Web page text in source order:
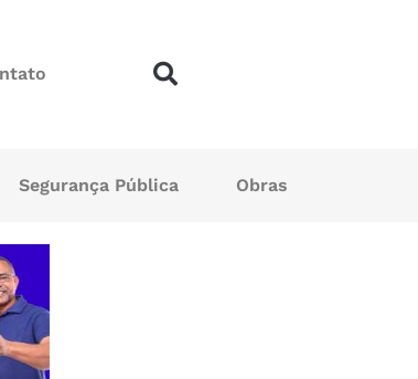
Segurança Pública Obras